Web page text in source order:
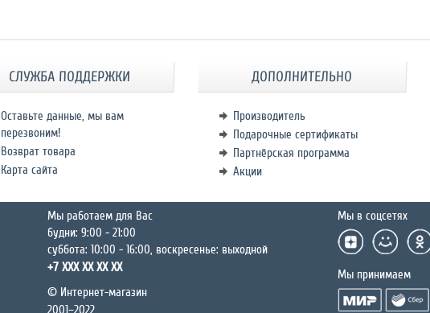
СЛУЖБА ПОДДЕРЖКИ
Оставьте данные, мы вам
перезвоним!
Возврат товара
Карта сайта
ДОПОЛНИТЕЛЬНО
Производитель
Подарочные сертификаты
Партнёрская программа
Акции
Мы работаем для Вас
будни: 9:00 - 21:00
суббота: 10:00 - 16:00, воскресенье: выходной
+7 XXX XX XX XX
© Интернет-магазин
2001–2022
Мы в соцсетях
Мы принимаем